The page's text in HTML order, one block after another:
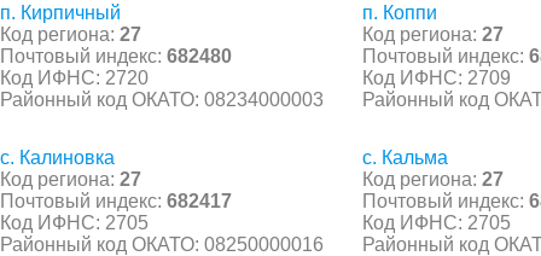
п. Кирпичный
Код региона: 27
Почтовый индекс: 682480
Код ИФНС: 2720
Районный код ОКАТО: 08234000003
п. Коппи
Код региона: 27
Почтовый индекс:
Код ИФНС: 2709
Районный код
с. Калиновка
Код региона: 27
Почтовый индекс: 682417
Код ИФНС: 2705
Районный код ОКАТО: 08250000016
с. Кальма
Код региона: 27
Почтовый индекс:
Код ИФНС: 2705
Районный код